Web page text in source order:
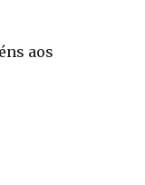
aos